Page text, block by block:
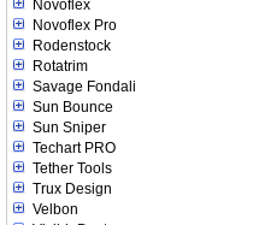
Novoflex
Novoflex Pro
Rodenstock
Rotatrim
Savage Fondali
Sun Bounce
Sun Sniper
Techart PRO
Tether Tools
Trux Design
Velbon